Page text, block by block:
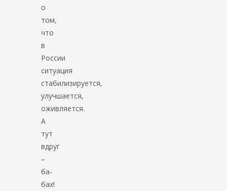
о
том,
что
в
России
ситуация
стабилизируется,
улучшается,
оживляется.
А
тут
вдруг
–
ба-
бах!